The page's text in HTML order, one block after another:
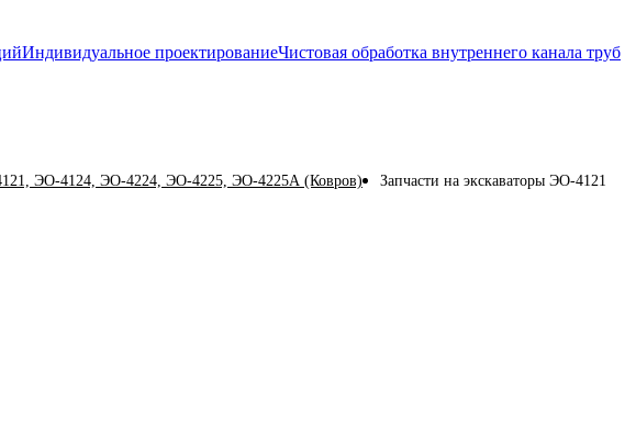
Индивидуальное проектированиеЧистовая обработка внутреннего канала труб
ЭО-4124, ЭО-4224, ЭО-4225, ЭО-4225А (Ковров) Запчасти на экскаваторы ЭО-4121